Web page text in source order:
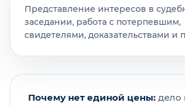
Представление интересов в
заседании, работа с потерпевшим,
свидетелями, доказательствами и
Почему нет единой цены: дело